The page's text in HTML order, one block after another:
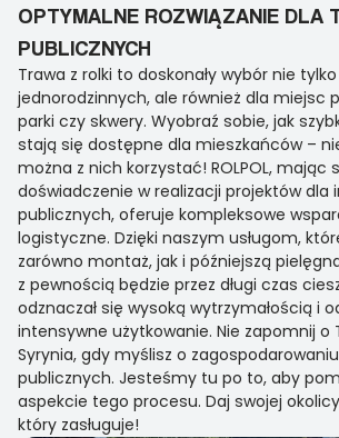
OPTYMALNE ROZWIĄZANIE DLA
PUBLICZNYCH
Trawa z rolki to doskonały wybór nie
jednorodzinnych, ale również dla miejsc
parki czy skwery. Wyobraź sobie, jak
stają się dostępne dla mieszkańców –
można z nich korzystać! ROLPOL, mając
doświadczenie w realizacji projektów dla
publicznych, oferuje kompleksowe
logistyczne. Dzięki naszym usługom,
zarówno montaż, jak i późniejszą
z pewnością będzie przez długi czas
odznaczał się wysoką wytrzymałością i
intensywne użytkowanie. Nie zapomnij o
Syrynia, gdy myślisz o
publicznych. Jesteśmy tu po to, aby
aspekcie tego procesu. Daj swojej
który zasługuje!